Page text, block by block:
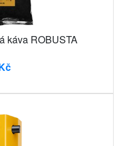
káva ROBUSTA